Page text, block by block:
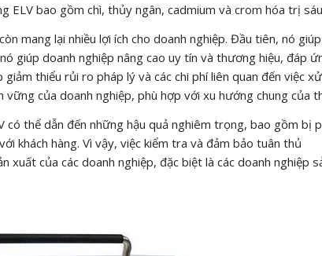
bao gồm chì, thủy ngân, cadmium và crom hóa trị
mang lại nhiều lợi ích cho doanh nghiệp. Đầu tiên, nó
giúp doanh nghiệp nâng cao uy tín và thương hiệu, đáp
thiểu rủi ro pháp lý và các chi phí liên quan đến việc
của doanh nghiệp, phù hợp với xu hướng chung của
có thể dẫn đến những hậu quả nghiêm trọng, bao gồm bị
khách hàng. Vì vậy, việc kiểm tra và đảm bảo tuân thủ
của các doanh nghiệp, đặc biệt là các doanh nghiệp